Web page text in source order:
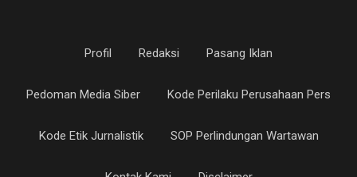
Profil Redaksi Pasang Iklan
Pedoman Media Siber Kode Perilaku Perusahaan Pers
Kode Etik Jurnalistik SOP Perlindungan Wartawan